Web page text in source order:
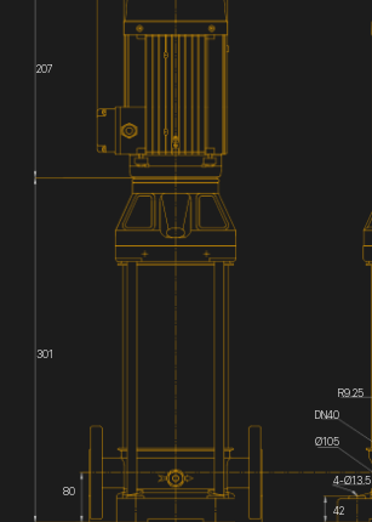
DN40
207
301
80
42
4-Ø13.5
Ø105
R9.25